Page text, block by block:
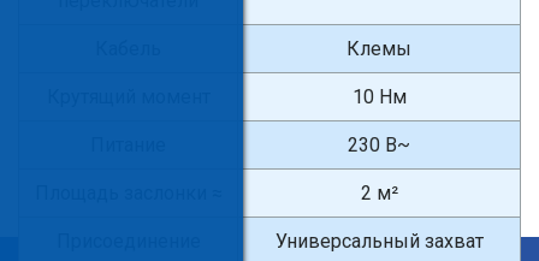
Клемы
10 Нм
230 В~
2 м²
Универсальный захват